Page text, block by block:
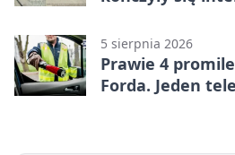
5 sierpnia 2026
Prawie 4
Forda. Jeden